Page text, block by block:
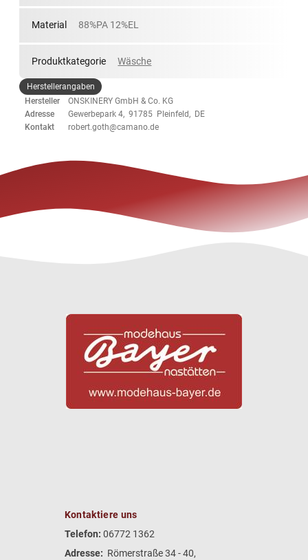
Material 88%PA 12%EL
Produktkategorie Wäsche
Herstellerangaben
Hersteller
ONSKINERY GmbH & Co. KG
Adresse
Gewerbepark 4, 91785 Pleinfeld, DE
Kontakt
robert.goth@camano.de
Kontaktiere uns
Telefon: 06772 1362
Adresse: Römerstraße 34 - 40,